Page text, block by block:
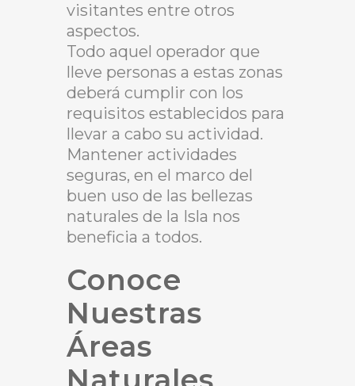
visitantes entre otros
aspectos.
Todo aquel operador que
lleve personas a estas zonas
deberá cumplir con los
requisitos establecidos para
llevar a cabo su actividad.
Mantener actividades
seguras, en el marco del
buen uso de las bellezas
naturales de la Isla nos
beneficia a todos.
Conoce
Nuestras
Áreas